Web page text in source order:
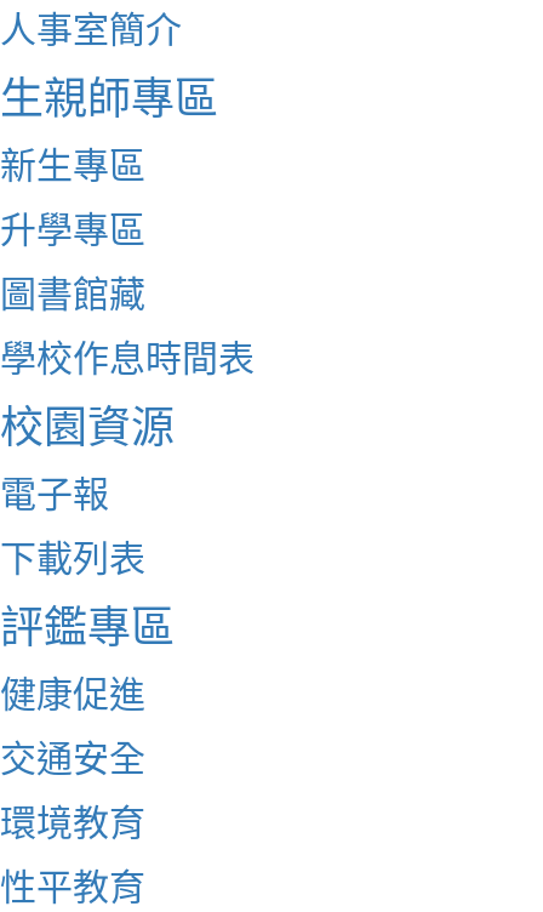
人事室簡介
生親師專區
新生專區
升學專區
圖書館藏
學校作息時間表
校園資源
電子報
下載列表
評鑑專區
健康促進
交通安全
環境教育
性平教育